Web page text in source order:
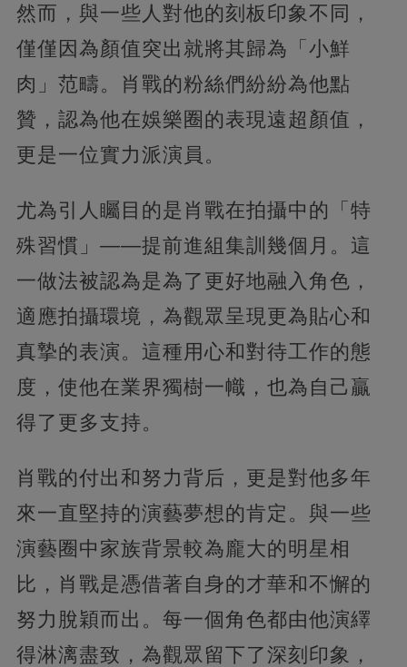
然而，與一些人對他的刻板印象不同，
僅僅因為顏值突出就將其歸為「小鮮
肉」范疇。肖戰的粉絲們紛紛為他點
贊，認為他在娛樂圈的表現遠超顏值，
更是一位實力派演員。
尤為引人矚目的是肖戰在拍攝中的「特
殊習慣」——提前進組集訓幾個月。這
一做法被認為是為了更好地融入角色，
適應拍攝環境，為觀眾呈現更為貼心和
真摯的表演。這種用心和對待工作的態
度，使他在業界獨樹一幟，也為自己贏
得了更多支持。
肖戰的付出和努力背后，更是對他多年
來一直堅持的演藝夢想的肯定。與一些
演藝圈中家族背景較為龐大的明星相
比，肖戰是憑借著自身的才華和不懈的
努力脫穎而出。每一個角色都由他演繹
得淋漓盡致，為觀眾留下了深刻印象，